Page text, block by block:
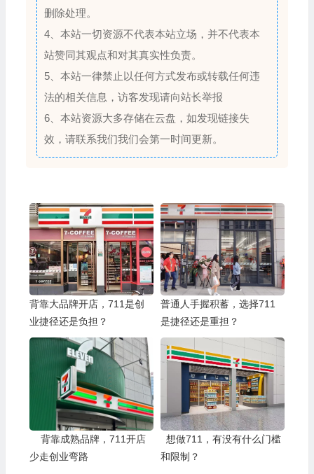
删除处理。
4、本站一切资源不代表本站立场，并不代表本
站赞同其观点和对其真实性负责。
5、本站一律禁止以任何方式发布或转载任何违
法的相关信息，访客发现请向站长举报
6、本站资源大多存储在云盘，如发现链接失
效，请联系我们我们会第一时间更新。
背靠大品牌开店，711是创
业捷径还是负担？
普通人手握积蓄，选择711
是捷径还是重担？
背靠成熟品牌，711开店
少走创业弯路
想做711，有没有什么门槛
和限制？